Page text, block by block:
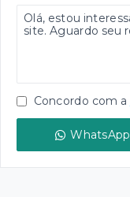
Concordo com a
WhatsApp